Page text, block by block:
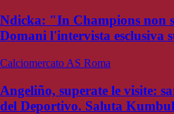
Ndicka: "In Champions non
Domani l'intervista esclusiva
Calciomercato AS Roma
Angeliño, superate le visite:
del Deportivo. Saluta